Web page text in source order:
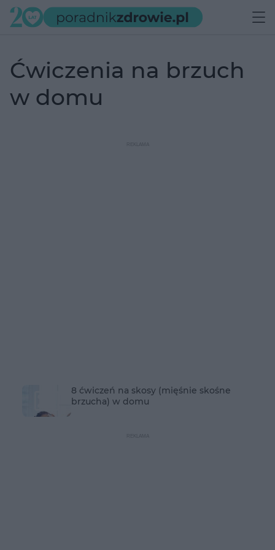
ćwiczenia na brzuch
w domu
8 ćwiczeń na skosy (mięśnie skośne
brzucha) w domu